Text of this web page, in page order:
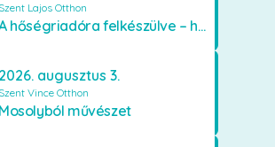
Szent Lajos Otthon
A hőségriadóra felkészülve – hűsítő fejlesztések a Szent Lajos Otthonban
2026. augusztus 3.
Szent Vince Otthon
Mosolyból művészet